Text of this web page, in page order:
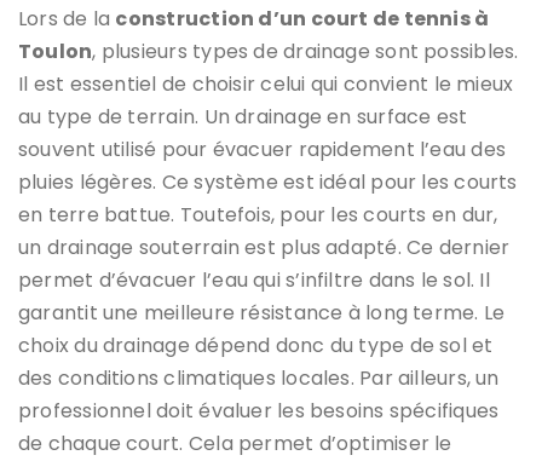
Lors de la construction d’un court de tennis à
Toulon, plusieurs types de drainage sont possibles.
Il est essentiel de choisir celui qui convient le mieux
au type de terrain. Un drainage en surface est
souvent utilisé pour évacuer rapidement l’eau des
pluies légères. Ce système est idéal pour les courts
en terre battue. Toutefois, pour les courts en dur,
un drainage souterrain est plus adapté. Ce dernier
permet d’évacuer l’eau qui s’infiltre dans le sol. Il
garantit une meilleure résistance à long terme. Le
choix du drainage dépend donc du type de sol et
des conditions climatiques locales. Par ailleurs, un
professionnel doit évaluer les besoins spécifiques
de chaque court. Cela permet d’optimiser le